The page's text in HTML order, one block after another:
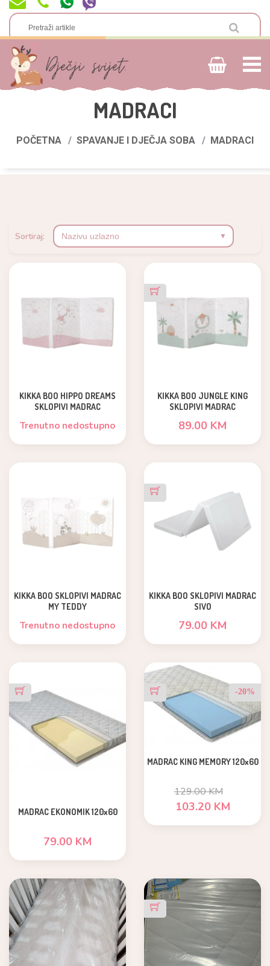
MADRACI
POČETNA SPAVANJE I DJEČJA SOBA MADRACI
Sortiraj:
KIKKA BOO HIPPO DREAMS
SKLOPIVI MADRAC
Trenutno nedostupno
KIKKA BOO JUNGLE KING
SKLOPIVI MADRAC
89.00 KM
KIKKA BOO SKLOPIVI MADRAC
MY TEDDY
Trenutno nedostupno
KIKKA BOO SKLOPIVI MADRAC
SIVO
79.00 KM
MADRAC EKONOMIK 120x60
79.00 KM
-20%
MADRAC KING MEMORY 120x60
129.00 KM
103.20 KM